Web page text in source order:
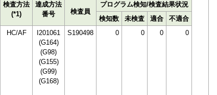
検査方法
(*1)
達成方法
番号
検査員
プログラム検知/検査結果状況
検知数
未検査 適合
不適合
HC/AF
I201061
(G164)
(G98)
(G155)
(G99)
(G168)
S190498 0 0 0 0